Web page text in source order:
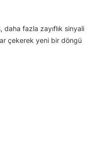
daha fazla zayıflık sinyali
çekerek yeni bir döngü